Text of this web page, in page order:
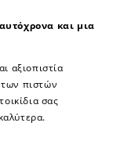
και μια
αξιοπιστία
πιστών
σας